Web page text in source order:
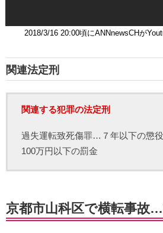
2018/3/16 20:00頃にANNnewsCHが
関連法定刑
関連する犯罪の法定刑
過失運転致死傷罪…７年以下の懲
100万円以下の罰金
京都市山科区で横転事故